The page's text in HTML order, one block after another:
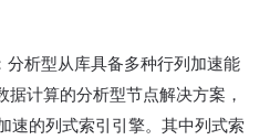
分析型从库具备多种行列加速能
计算的分析型节点解决方案，
速的列式索引引擎。其中列式索